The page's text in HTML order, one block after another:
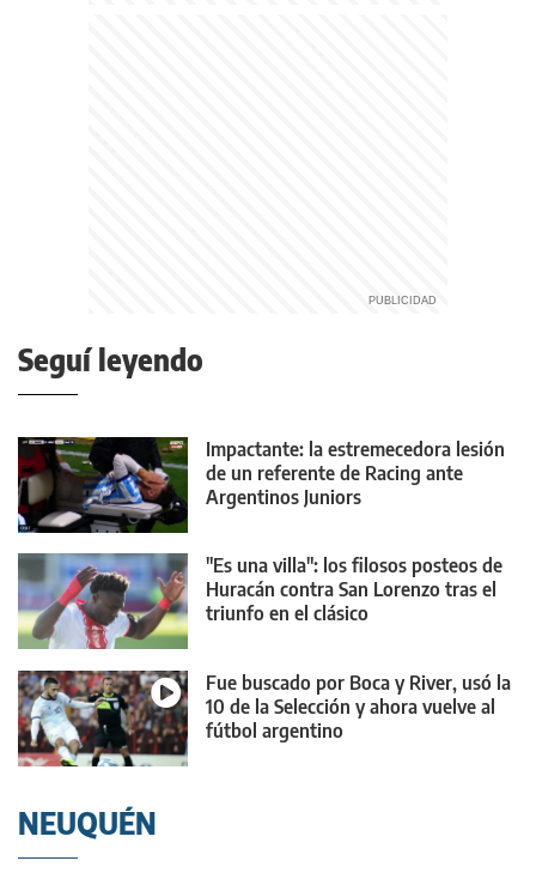
Seguí leyendo
Impactante: la estremecedora lesión
de un referente de Racing ante
Argentinos Juniors
"Es una villa": los filosos posteos de
Huracán contra San Lorenzo tras el
triunfo en el clásico
Fue buscado por Boca y River, usó la
10 de la Selección y ahora vuelve al
fútbol argentino
NEUQUÉN